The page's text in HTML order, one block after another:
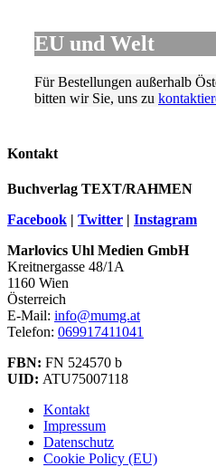
EU und Welt
Für Bestellungen außerhalb
bitten wir Sie, uns zu
Kontakt
Buchverlag TEXT/RAHMEN
Facebook | Twitter | Instagram
Marlovics Uhl Medien GmbH
Kreitnergasse 48/1A
1160 Wien
Österreich
E-Mail: info@mumg.at
Telefon: 069917411041
FBN: FN 524570 b
UID: ATU75007118
Kontakt
Impressum
Datenschutz
Cookie Policy (EU)